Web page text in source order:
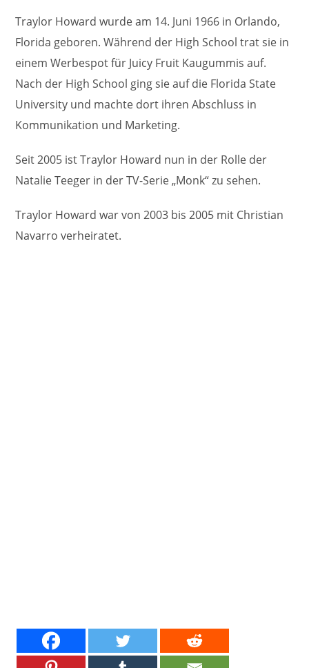
Traylor Howard wurde am 14. Juni 1966 in Orlando,
Florida geboren. Während der High School trat sie in
einem Werbespot für Juicy Fruit Kaugummis auf.
Nach der High School ging sie auf die Florida State
University und machte dort ihren Abschluss in
Kommunikation und Marketing.
Seit 2005 ist Traylor Howard nun in der Rolle der
Natalie Teeger in der TV-Serie „Monk“ zu sehen.
Traylor Howard war von 2003 bis 2005 mit Christian
Navarro verheiratet.